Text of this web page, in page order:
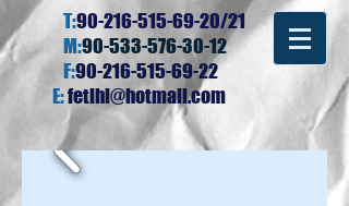
T:90-216-515-69-20/21
M:90-533-576-30-12
F:90-216-515-69-22
E:fetihi@hotmail.com